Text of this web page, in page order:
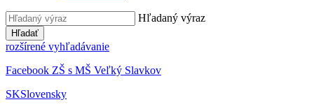
Hľadaný výraz
Hľadať
rozšírené vyhľadávanie
Facebook ZŠ s MŠ Veľký Slavkov
SKSlovensky